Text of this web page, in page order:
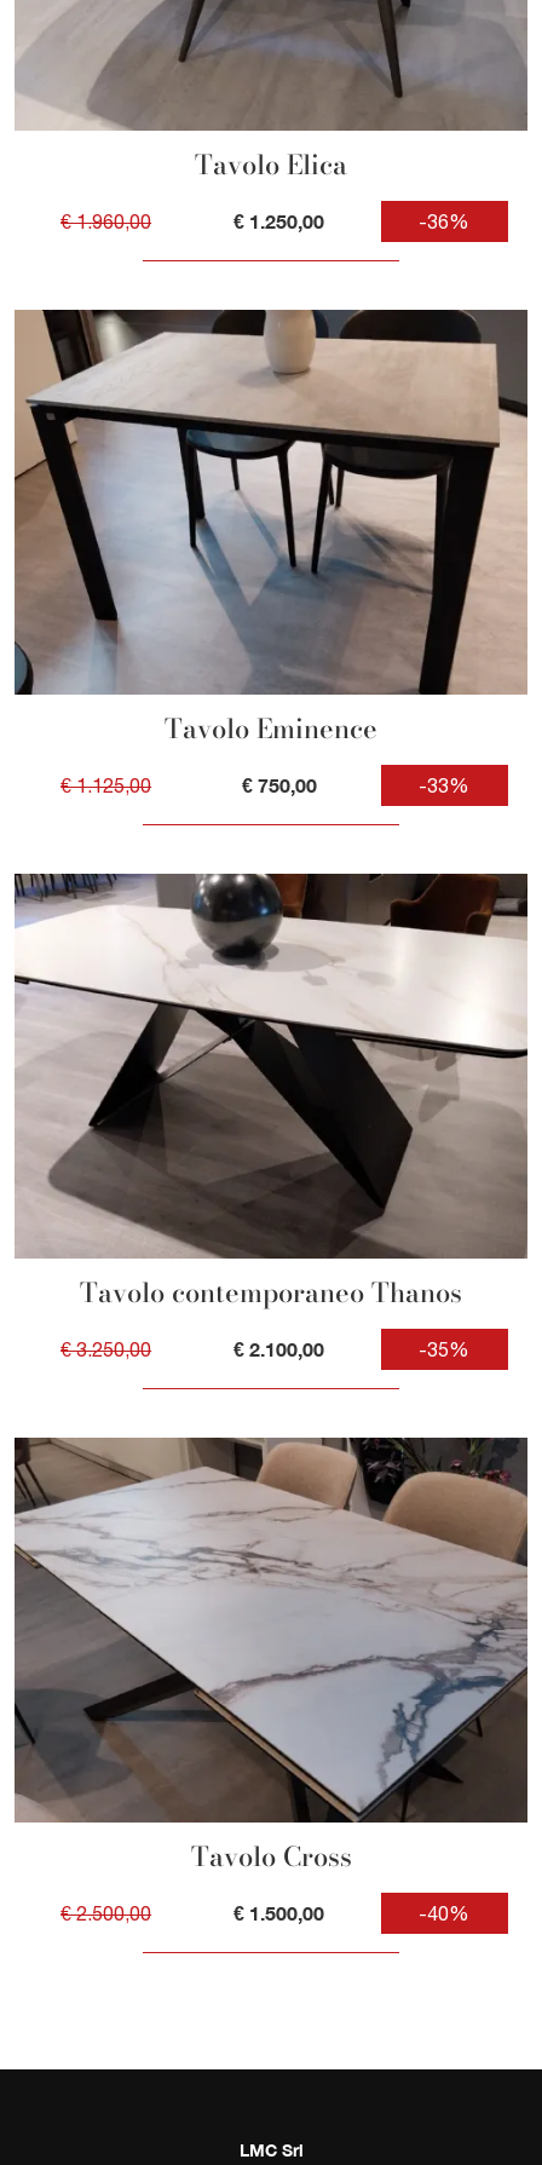
Tavolo Elica
€ 1.960,00 € 1.250,00 -36%
Tavolo Eminence
€ 1.125,00 € 750,00 -33%
Tavolo contemporaneo Thanos
€ 3.250,00 € 2.100,00 -35%
Tavolo Cross
€ 2.500,00 € 1.500,00 -40%
LMC Srl